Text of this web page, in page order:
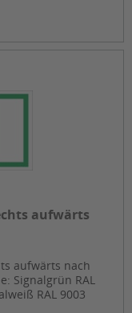
aufwärts
aufwärts nach
Signalgrün RAL
RAL 9003